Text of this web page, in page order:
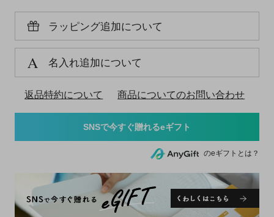
ラッピング追加について
名入れ追加について
返品特約について 商品についてのお問い合わせ
のeギフトとは？